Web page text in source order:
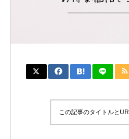
この記事のタイトルと